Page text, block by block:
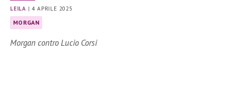
LEILA |4 APRILE 2025
MORGAN
Morgan contro Lucio Corsi